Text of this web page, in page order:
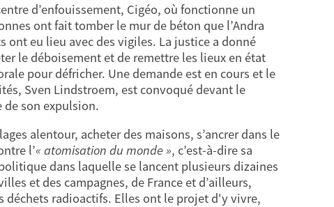
d’enfouissement, Cigéo, où fonctionne un
ont fait tomber le mur de béton que l’Andra
ont eu lieu avec des vigiles. La justice a donné
le déboisement et de remettre les lieux en état
pour défricher. Une demande est en cours et le
Sven Lindstroem, est convoqué devant le
de son expulsion.
alentour, acheter des maisons, s’ancrer dans le
l’« atomisation du monde », c’est-à-dire sa
dans laquelle se lancent plusieurs dizaines
et des campagnes, de France et d’ailleurs,
déchets radioactifs. Elles ont le projet d'y vivre,